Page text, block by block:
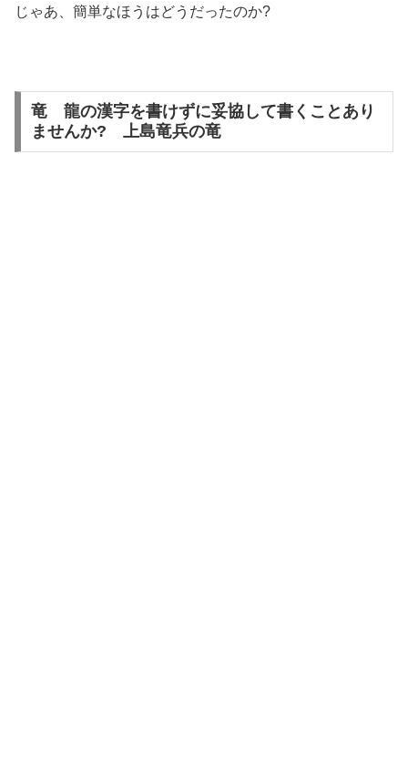
じゃあ、簡単なほうはどうだったのか?
竜 龍の漢字を書けずに妥協して書くことあり
ませんか? 上島竜兵の竜